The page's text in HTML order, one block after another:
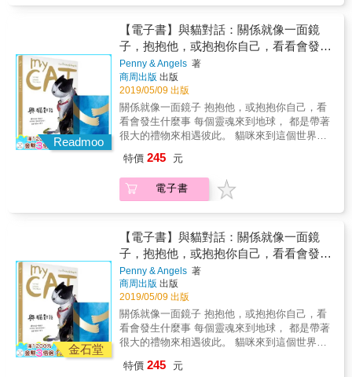
TOP11 ▲《哀傷浮游2 沒有名字的人們》 2015
年博客來「年度百大」銷售榜生活風格TOP73
2015年度金石堂圖文繪本TOP25 2016 第七屆
金漫獎 單元漫畫獎入圍 ▲《W 1》 2015年博
客來「年度百大」銷售榜漫畫TOP18 2015年度
金石堂圖文繪本TOP38 ▲《W 2》 2015年度金
石堂圖文繪本TOP76
價&hellip;&hellip; & & 【精采臺詞搶先看】 &
「在這個時代，像我們這種為了信念而戰的人
都被稱作──暴民。」 * 「我認為，在我們還有
力氣爭論國家有沒有救的時候，這個國家就還
有救。」 * 「就算是錯的又如何？錯的人也可
以做正確的事啊！」 * 「我們在世人眼中，大
概就是烏合之眾吧！」 「世人？你是說那些放
棄捍衛自己人生的人嗎？」 * 「有些人比起世
界和平，更想追求自己心中的和諧啊。」 & 國
內外暢銷記錄 ▲《哀傷浮游》 2015年度金石堂
售榜吃喝玩樂TOP71 2014年度金石堂圖文繪本
TOP11 ▲《哀傷浮游2 沒有名字的人們》 2015
年博客來「年度百大」銷售榜生活風格TOP73
金漫獎 單元漫畫獎入圍 ▲《W 1》 2015年博
客來「年度百大」銷售榜漫畫TOP18 2015年度
金石堂圖文繪本TOP38 ▲《W 2》 2015年度金
石堂圖文繪本TOP76
Readmoo
【電子書】與貓對話：關係就像一面鏡
子，抱抱他，或抱抱你自己，看看會發生
什麼事
Penny & Angels 著
商周出版 出版
2019/05/09 出版
關係就像一面鏡子 抱抱他，或抱抱你自己，看
看會發生什麼事 每個靈魂來到地球， 都是帶著
很大的禮物來相遇彼此。 貓咪來到這個世界的
這樣啊，這三句話是我從跟朵朵生活中，明白
的道理：慢慢來、享受生活、忠於自己。 吃東
西的時候要慢慢來，散步的時候要慢慢來，慢
面鏡子，我看到了自己情緒，包含了脆弱和勇
敢。 可以將動物給予人類的智慧與愛透過抱抱
卡與繪本的方式呈現，我一直相信這是朵朵期
待我做的事。 ──抱抱卡使用說明── 抱抱卡的
誕生是為了給生活中一份「指引」的力量，為
我的生活、關係、事件一個簡單有智慧的方式
找到出口。 藍色的盒子裡一共有四十張牌卡，
每一張牌卡帶著童趣與輕鬆的畫面，充滿想像
空間，豐富的顏色與每一句指引，這些細節可
能成為你訊息的一部分，會為你帶入不同感
特價 245 元
電子書
金石堂
【電子書】與貓對話：關係就像一面鏡
子，抱抱他，或抱抱你自己，看看會發生
什麼事
Penny & Angels 著
商周出版 出版
2019/05/09 出版
關係就像一面鏡子 抱抱他，或抱抱你自己，看
看會發生什麼事 每個靈魂來到地球， 都是帶著
很大的禮物來相遇彼此。 貓咪來到這個世界的
這樣啊，這三句話是我從跟朵朵生活中，明白
特價 245 元